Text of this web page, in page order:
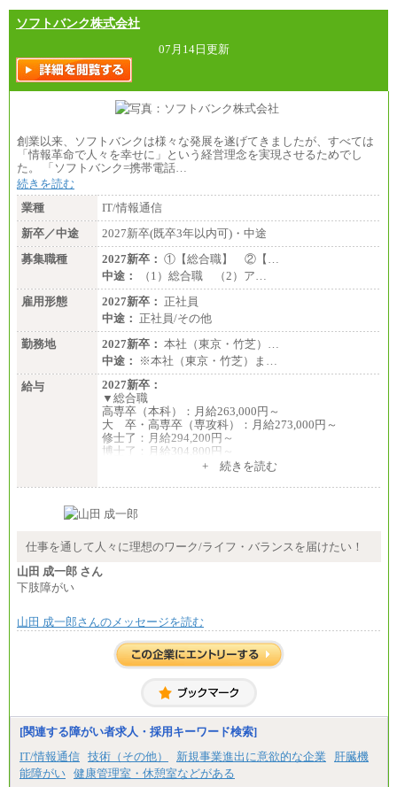
ソフトバンク株式会社
07月14日更新
創業以来、ソフトバンクは様々な発展を遂げてきましたが、すべては
「情報革命で人々を幸せに」という経営理念を実現させるためでし
た。 「ソフトバンク=携帯電話…
続きを読む
業種
IT/情報通信
新卒／中途
2027新卒(既卒3年以内可)・中途
募集職種
2027新卒： ①【総合職】 ②【…
中途：
（1）総合職 （2）ア…
雇用形態
2027新卒： 正社員
中途： 正社員/その他
勤務地
2027新卒： 本社（東京・竹芝）…
中途：
※本社（東京・竹芝）ま…
給与
2027新卒：
▼総合職
高専卒（本科）：月給263,000円～
大 卒・高専卒（専攻科）：月給273,000円～
修士了：月給294,200円～
博士了：月給304,800円～
で、それらを入社後の実業務において発揮できると
することがあります
▼アソシエイト職
※試用期間中も給与に変更はございません
基本月給／20万5000円以上(正社員・準社員）
いたします
※自己成長支援金(10,000円）を含む
※別途、Workstyle支援金(月額4,000円）
+ 続きを読む
仕事を通して人々に理想のワーク/ライフ・バランスを届けたい！
山田 成一郎 さん
下肢障がい
山田 成一郎さんのメッセージを読む
[関連する障がい者求人・採用キーワード検索]
IT/情報通信 技術（その他） 新規事業進出に意欲的な企業
肝臓機
能障がい 健康管理室・休憩室などがある